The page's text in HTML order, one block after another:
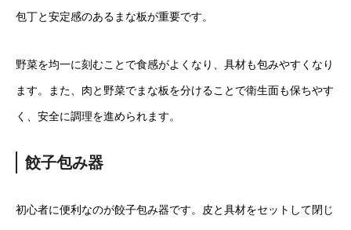
包丁と安定感のあるまな板が重要です。
野菜を均一に刻むことで食感がよくなり、具材も包みやすくなり
ます。また、肉と野菜でまな板を分けることで衛生面も保ちやす
く、安全に調理を進められます。
餃子包み器
初心者に便利なのが餃子包み器です。皮と具材をセットして閉じ